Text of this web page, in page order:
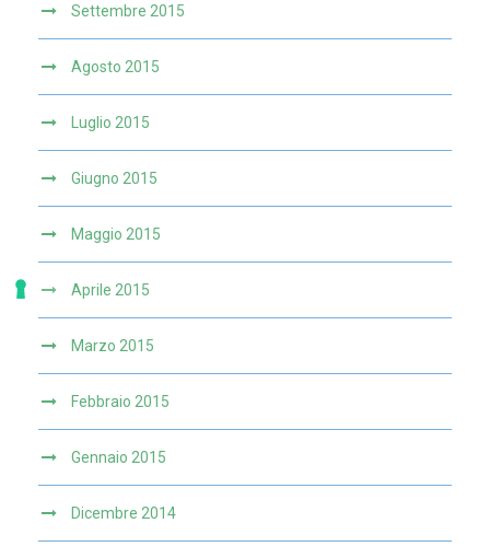
Settembre 2015
Agosto 2015
Luglio 2015
Giugno 2015
Maggio 2015
Aprile 2015
Marzo 2015
Febbraio 2015
Gennaio 2015
Dicembre 2014